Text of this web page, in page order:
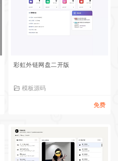
彩虹外链网盘二开版
模板源码
免费